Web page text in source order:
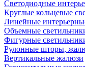
Светодиодные
Круглые кольцевые
Линейные
Объемные
Фигурные
Рулонные шторы,
Вертикальные жалюзи